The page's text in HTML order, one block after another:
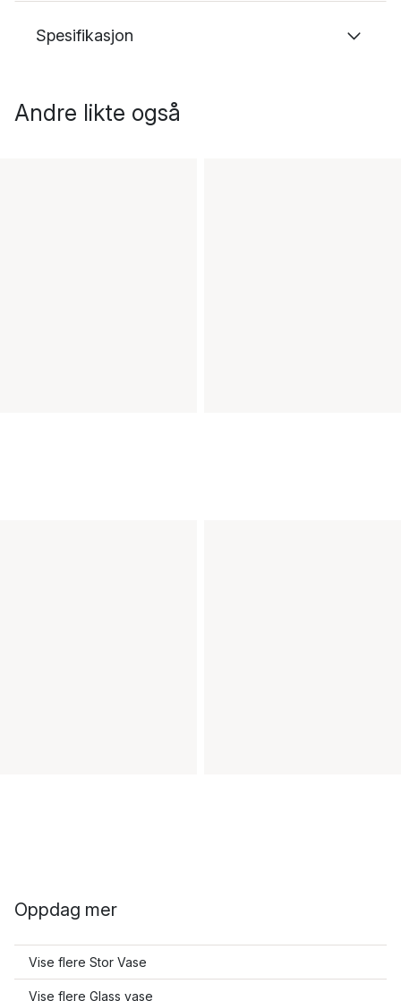
Spesifikasjon
Andre likte også
Oppdag mer
Vise flere Stor Vase
Vise flere Glass vase